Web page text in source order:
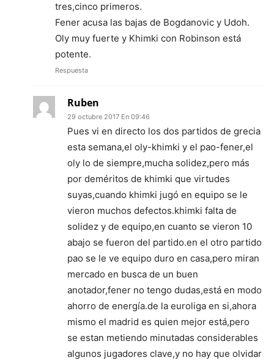
tres,cinco primeros.
Fener acusa las bajas de Bogdanovic y Udoh.
Oly muy fuerte y Khimki con Robinson está
potente.
Respuesta
Ruben
29 octubre 2017 En 09:46
Pues vi en directo los dos partidos de grecia
esta semana,el oly-khimki y el pao-fener,el
oly lo de siempre,mucha solidez,pero más
por deméritos de khimki que virtudes
suyas,cuando khimki jugó en equipo se le
vieron muchos defectos.khimki falta de
solidez y de equipo,en cuanto se vieron 10
abajo se fueron del partido.en el otro partido
pao se le ve equipo duro en casa,pero miran
mercado en busca de un buen
anotador,fener no tengo dudas,está en modo
ahorro de energía.de la euroliga en si,ahora
mismo el madrid es quien mejor está,pero
se estan metiendo minutadas considerables
algunos jugadores clave,y no hay que olvidar